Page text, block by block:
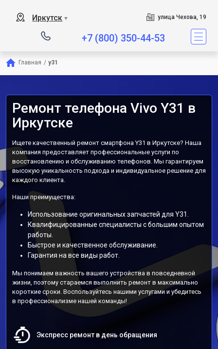
Иркутск ▼ улица Чехова, 19
+7 (800) 350-44-53
Главная / y31
Ремонт телефона Vivo Y31 в
Иркутске
Ищете качественный ремонт смартфона Y31 в Иркутске? Наша
компания предоставляет профессиональные услуги по
восстановлению и обслуживанию телефонов. Мы гарантируем
высокую уникальность подхода и индивидуальное решение для
каждого клиента.
Наши преимущества:
Использование оригинальных запчастей для Y31.
Квалифицированные специалисты с большим опытом
работы.
Быстрое и качественное обслуживание.
Гарантия на все виды работ.
Мы понимаем важность вашего устройства в повседневной
жизни, поэтому стараемся выполнить ремонт в максимально
короткие сроки. Воспользуйтесь нашими услугами и убедитесь
в профессионализме нашей команды!
Экспресс ремонт в день обращения